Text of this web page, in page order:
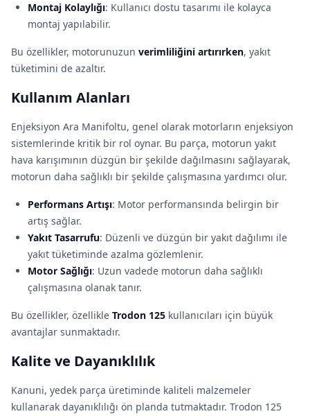
Montaj Kolaylığı: Kullanıcı dostu tasarımı ile kolayca
montaj yapılabilir.
Bu özellikler, motorunuzun verimliliğini artırırken, yakıt
tüketimini de azaltır.
Kullanım Alanları
Enjeksiyon Ara Manifoltu, genel olarak motorların enjeksiyon
sistemlerinde kritik bir rol oynar. Bu parça, motorun yakıt
hava karışımının düzgün bir şekilde dağılmasını sağlayarak,
motorun daha sağlıklı bir şekilde çalışmasına yardımcı olur.
Performans Artışı: Motor performansında belirgin bir
artış sağlar.
Yakıt Tasarrufu: Düzenli ve düzgün bir yakıt dağılımı ile
yakıt tüketiminde azalma gözlemlenir.
Motor Sağlığı: Uzun vadede motorun daha sağlıklı
çalışmasına olanak tanır.
Bu özellikler, özellikle Trodon 125 kullanıcıları için büyük
avantajlar sunmaktadır.
Kalite ve Dayanıklılık
Kanuni, yedek parça üretiminde kaliteli malzemeler
kullanarak dayanıklılığı ön planda tutmaktadır. Trodon 125